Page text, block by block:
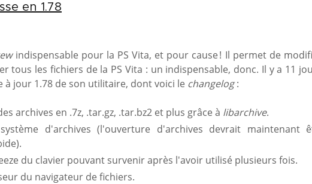
en 1.78
indispensable pour la PS Vita, et pour cause ! Il permet de
tous les fichiers de la PS Vita : un indispensable, donc. Il y a 11
à jour 1.78 de son utilitaire, dont voici le changelog:
archives en .7z, .tar.gz, .tar.bz2 et plus grâce à libarchive.
d'archives (l'ouverture d'archives devrait maintenant
du clavier pouvant survenir après l'avoir utilisé plusieurs fois.
du navigateur de fichiers.